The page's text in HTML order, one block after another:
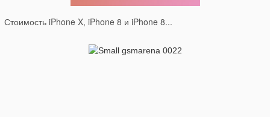
Стоимость iPhone X, iPhone 8 и iPhone 8...